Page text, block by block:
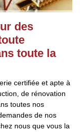
des
toute la
certifiée et apte à
de rénovation
toutes nos
de nos
nous que vous la